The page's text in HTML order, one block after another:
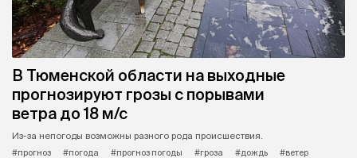
В Тюменской области на выходные
прогнозируют грозы с порывами
ветра до 18 м/с
Из-за непогоды возможны разного рода происшествия.
#прогноз
#погода #прогноз погоды #гроза #дождь
#ветер